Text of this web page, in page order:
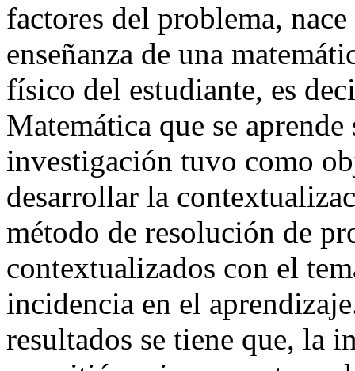
factores del problema, nace
enseñanza de una
físico del estudiante, es
Matemática que se
investigación tuvo como
desarrollar la
método de resolución de
contextualizados con el
incidencia en el
resultados se tiene que, la